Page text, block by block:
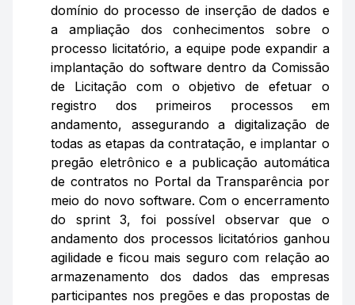
domínio do processo de inserção de dados e
a ampliação dos conhecimentos sobre o
processo licitatório, a equipe pode expandir a
implantação do software dentro da Comissão
de Licitação com o objetivo de efetuar o
registro dos primeiros processos em
andamento, assegurando a digitalização de
todas as etapas da contratação, e implantar o
pregão eletrônico e a publicação automática
de contratos no Portal da Transparência por
meio do novo software. Com o encerramento
do sprint 3, foi possível observar que o
andamento dos processos licitatórios ganhou
agilidade e ficou mais seguro com relação ao
armazenamento dos dados das empresas
participantes nos pregões e das propostas de